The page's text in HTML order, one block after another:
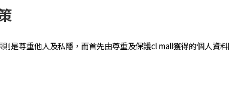
是尊重他人及私隱，而首先由尊重及保護cl mall獲得的個人資